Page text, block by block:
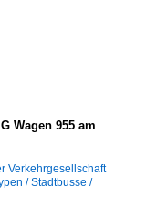
Wagen 955 am
Verkehrgesellschaft
/ Stadtbusse /